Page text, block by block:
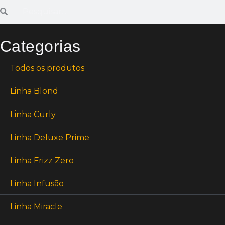
Categorias
Todos os produtos
Linha Blond
Linha Curly
Linha Deluxe Prime
Linha Frizz Zero
Linha Infusão
Linha Miracle